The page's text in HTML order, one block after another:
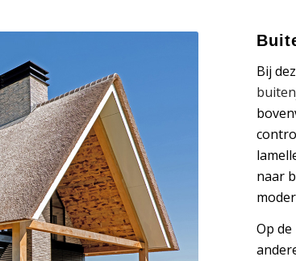
Bij
naar
Op